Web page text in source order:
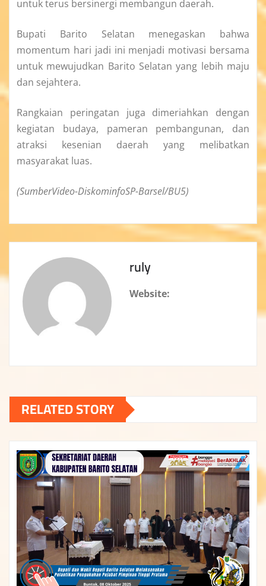
untuk terus bersinergi membangun daerah.
Bupati Barito Selatan menegaskan bahwa
momentum hari jadi ini menjadi motivasi bersama
untuk mewujudkan Barito Selatan yang lebih maju
dan sejahtera.
Rangkaian peringatan juga dimeriahkan dengan
kegiatan budaya, pameran pembangunan, dan
atraksi kesenian daerah yang melibatkan
masyarakat luas.
(SumberVideo-DiskominfoSP-Barsel/BU5)
ruly
Website:
RELATED STORY